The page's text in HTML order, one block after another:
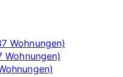
Wohnungen)
Wohnungen)